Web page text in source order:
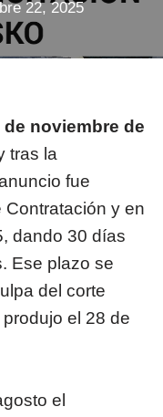
22, 2025
noviembre de
tras la
fue
Contratación y en
dando 30 días
Ese plazo se
del corte
el 28 de
el